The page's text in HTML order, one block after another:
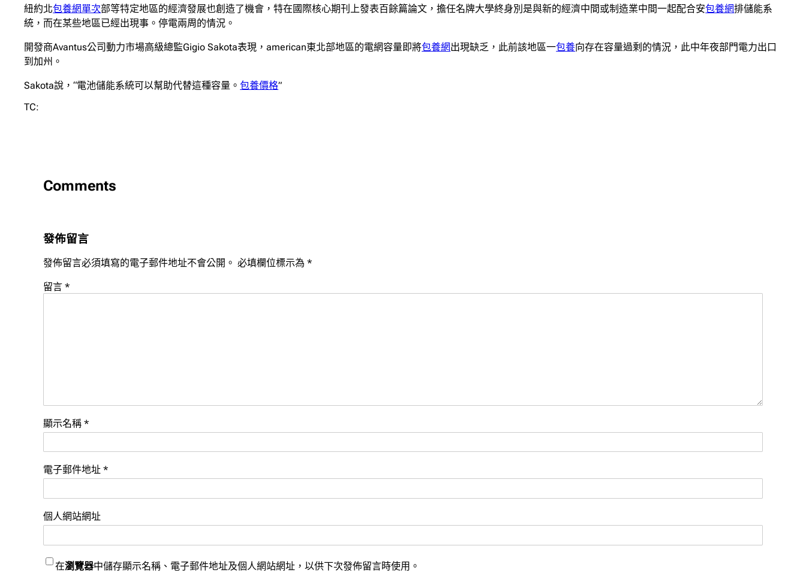
紐約北包養網單次部等特定地區的經濟發展也創造了機會，特在國際核心期刊上發表百餘篇論文，擔任名牌大學終身別是與新的經濟中間或制造業中間一起配合安包養網排儲能系
統，而在某些地區已經出現事。停電兩周的情況。
開發商Avantus公司動力市場高級總監Gigio Sakota表現，american東北部地區的電網容量即將包養網出現缺乏，此前該地區一包養向存在容量過剩的情況，此中年夜部門電力出口
到加州。
Sakota說，“電池儲能系統可以幫助代替這種容量。包養價格”
TC:
Comments
發佈留言
發佈留言必須填寫的電子郵件地址不會公開。 必填欄位標示為*
留言*
顯示名稱*
電子郵件地址*
個人網站網址
在瀏覽器中儲存顯示名稱、電子郵件地址及個人網站網址，以供下次發佈留言時使用。